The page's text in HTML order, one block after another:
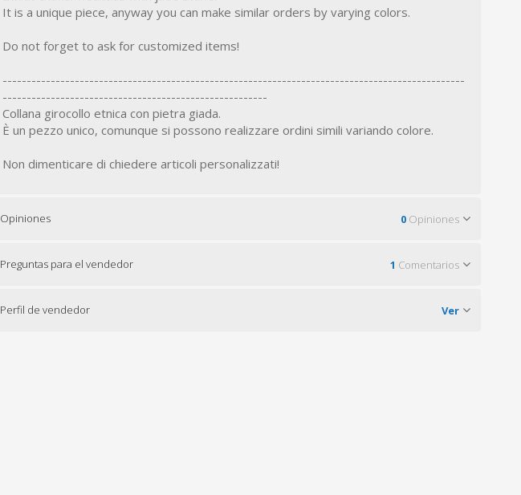
It is a unique piece, anyway you can make similar orders by varying colors.
Do not forget to ask for customized items!
------------------------------------------------------------------------------------------------
-------------------------------------------------------
Collana girocollo etnica con pietra giada.
È un pezzo unico, comunque si possono realizzare ordini simili variando colore.
Non dimenticare di chiedere articoli personalizzati!
Opiniones 0 Opiniones
Preguntas para el vendedor 1 Comentarios
Perfil de vendedor Ver